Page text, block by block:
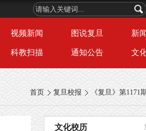
视频新闻 图说复旦 新
科教扫描 通知公告 文
首页 复旦校报 《复旦》第1171期
文化校历